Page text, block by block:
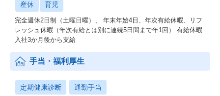
【ビザスクについて】
私たちビザスクは「知見と、挑戦をつなぐ」をミッションに、世
界190カ国60万人超の知見をつなぐナレッジプラットフォームを運
営しています。
コンサルティングファームや金融機関、大手事業会社、地方自治
体まで、1500アカウントを超えるクライアントにゴリ利用いただ
いており、
戦略立案／新規事業開発／DX／組織開発など、様々な場面におけ
る業界トレンドや顧客ニーズ、先行事例の情報収集手段として、
産休 育児
完全週休2日制（土曜日曜）、 年末年始4日、年次有給休暇、リフ
レッシュ休暇（年次有給とは別に連続5日間まで年1回） 有給休暇:
入社3か月後から支給
手当・福利厚生
定期健康診断 通勤手当